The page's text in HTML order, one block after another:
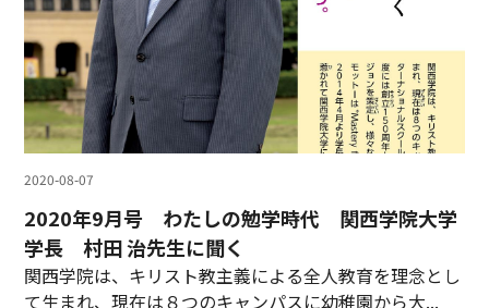
2020-08-07
2020年9月号 わたしの勉学時代 関西学院大学
学長 村田 治先生に聞く
関西学院は、キリスト教主義による全人教育を理念とし
て生まれ、現在は８つのキャンパスに幼稚園から大...